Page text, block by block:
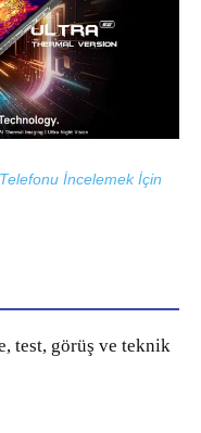
İncelemek İçin
test, görüş ve teknik